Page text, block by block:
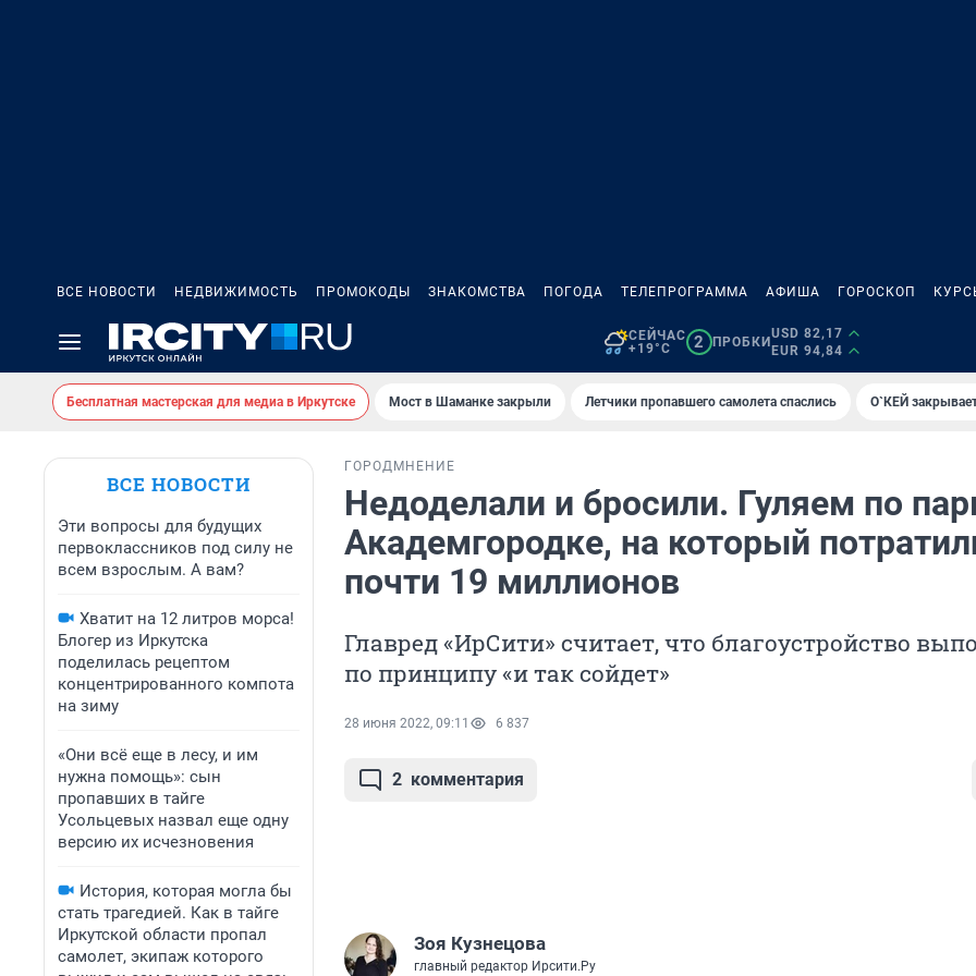
ВСЕ НОВОСТИ НЕДВИЖИМОСТЬ ПРОМОКОДЫ ЗНАКОМСТВА ПОГОДА ТЕЛЕПРОГРАММА АФИША ГОРОСКОП
СЕЙЧАС
+19°C
2 ПРОБКИ
USD 82,17
EUR 94,84
Бесплатная мастерская для медиа в Иркутске Мост в Шаманке закрыли Летчики пропавшего самолета спаслись О`КЕЙ
ВСЕ НОВОСТИ
Эти вопросы для будущих
первоклассников под силу не
всем взрослым. А вам?
Хватит на 12 литров морса!
Блогер из Иркутска
поделилась рецептом
концентрированного компота
на зиму
«Они всё еще в лесу, и им
нужна помощь»: сын
пропавших в тайге
Усольцевых назвал еще одну
версию их исчезновения
История, которая могла бы
стать трагедией. Как в тайге
Иркутской области пропал
самолет, экипаж которого
ГОРОД МНЕНИЕ
Недоделали и бросили. Гуляем по
Академгородке, на который
почти 19 миллионов
Главред «ИрСити» считает, что благоустройство
по принципу «и так сойдет»
28 июня 2022, 09:11 6 837
2 комментария
Зоя Кузнецова
главный редактор Ирсити.Ру